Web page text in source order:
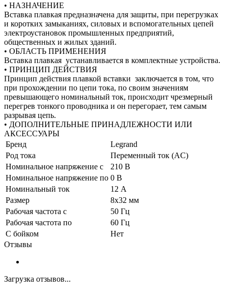
• НАЗНАЧЕНИЕ
Вставка плавкая предназначена для защиты, при перегрузках
и коротких замыканиях, силовых и вспомогательных цепей
электроустановок промышленных предприятий,
общественных и жилых зданий.
• ОБЛАСТЬ ПРИМЕНЕНИЯ
Вставка плавкая устанавливается в комплектные устройства.
• ПРИНЦИП ДЕЙСТВИЯ
Принцип действия плавкой вставки заключается в том, что
при прохождении по цепи тока, по своим значениям
превышающего номинальный ток, происходит чрезмерный
перегрев тонкого проводника и он перегорает, тем самым
разрывая цепь.
• ДОПОЛНИТЕЛЬНЫЕ ПРИНАДЛЕЖНОСТИ ИЛИ
АКСЕССУАРЫ
Бренд
Legrand
Род тока
Переменный ток (AC)
Номинальное напряжение с
210 В
Номинальное напряжение по 0 В
Номинальный ток
12 А
Размер
8х32 мм
Рабочая частота с
50 Гц
Рабочая частота по
60 Гц
С бойком
Нет
Отзывы
Загрузка отзывов...